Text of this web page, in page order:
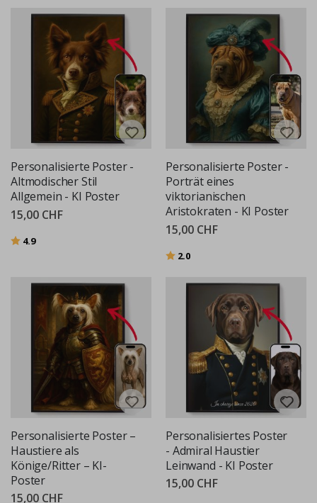
Personalisierte Poster -
Altmodischer Stil
Allgemein - KI Poster
15,00 CHF
Bewertung:
4.9von 5 Sternen
Personalisierte Poster -
Porträt eines
viktorianischen
Aristokraten - KI Poster
15,00 CHF
Bewertung:
2.0
Personalisierte Poster –
Haustiere als
Könige/Ritter – KI-
Poster
15,00 CHF
Personalisiertes Poster
- Admiral Haustier
Leinwand - KI Poster
15,00 CHF